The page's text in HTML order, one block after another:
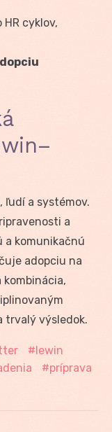
cyklov,
ľudí a systémov.
a
a komunikačnú
adopciu na
trvalý výsledok.
lewin
príprava